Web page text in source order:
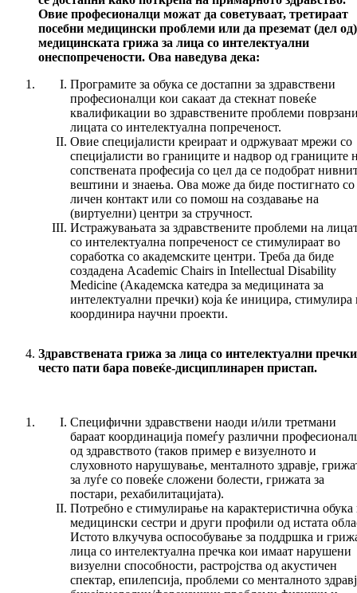
Овие професионалци можат да советуваат, третираат
посебни медицински проблеми или да преземат (дел од)
медицинската грижа за лица со интелектуални
онеспопречености. Ова наведува дека:
Програмите за обука се достапни за здравствени
професионалци кои сакаат да стекнат повеќе
квалификации во здравствените проблеми
лицата со интелектуална попреченост.
Овие специјалисти креираат и одржуваат мрежи со
специјалисти во границите и надвор од границите
сопствената професија со цел да се подобрат
вештини и знаења. Ова може да биде постигнато со
личен контакт или со помош на создавање на
(виртуелни) центри за стручност.
Истражувањата за здравствените проблеми на
со интелектуална попреченост се стимулираат во
соработка со академските центри. Треба да биде
создадена Academic Chairs in Intellectual Disability
Medicine (Академска катедра за медицината за
интелектуални пречки) која ќе иницира, стимулира
координира научни проекти.
Здравствената грижа за лица со интелектуални пречки
често пати бара повеќе-дисциплинарен пристап.
Специфични здравствени наоди и/или третмани
бараат координација помеѓу различни
од здравството (таков пример е визуелното и
слуховното нарушување, менталното здравје,
за луѓе со повеќе сложени болести, грижата за
постари, рехабилитацијата).
Потребно е стимулирање на карактеристична обука
медицински сестри и други профили од истата
Истото влкучува оспособување за поддршка и
лица со интелектуална пречка кои имаат нарушени
визуелни способности, растројства од акустичен
спектар, епилепсија, проблеми со менталното